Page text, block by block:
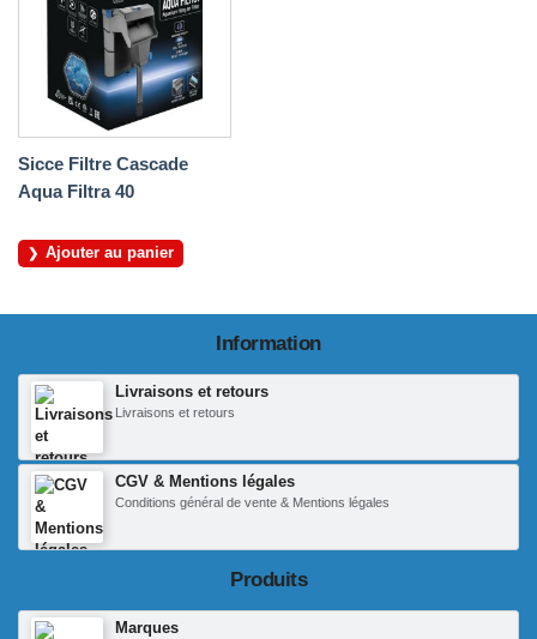
Sicce Filtre Cascade
Aqua Filtra 40
Ajouter au panier
Information
Livraisons et retours
Livraisons et retours
CGV & Mentions légales
Conditions général de vente & Mentions légales
Produits
Marques